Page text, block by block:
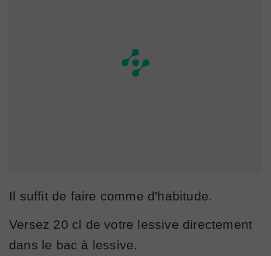
Il suffit de faire comme d'habitude.
Versez 20 cl de votre lessive directement
dans le bac à lessive.